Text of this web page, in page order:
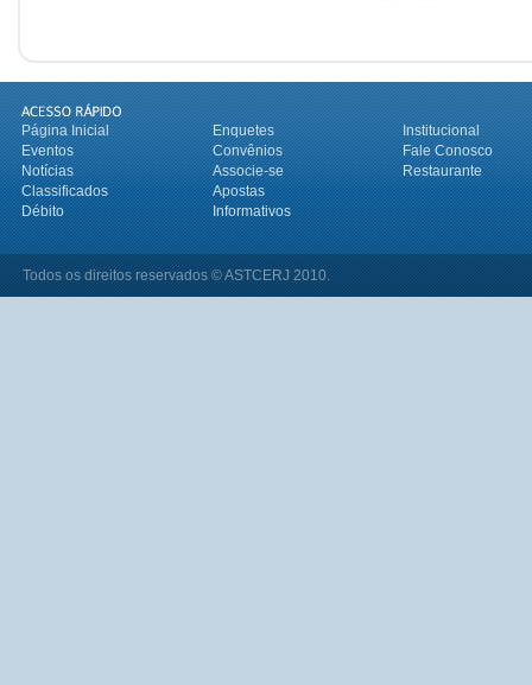
Página Inicial Enquetes
Institucional
Eventos
Convênios
Fale Conosco
Notícias
Associe-se
Restaurante
Classificados
Apostas
Débito
Informativos
Todos os direitos reservados © ASTCERJ 2010.